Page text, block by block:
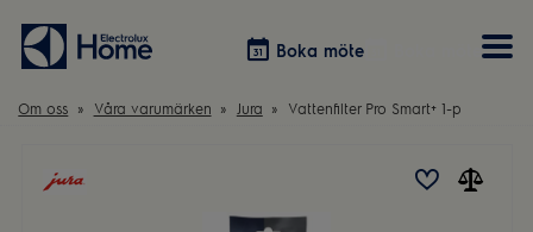
Boka möte
Våra kök
Förvaring
Vitvaror
Tvätt & Tork
Om oss Våra varumärken Jura Vattenfilter Pro Smart+ 1-p